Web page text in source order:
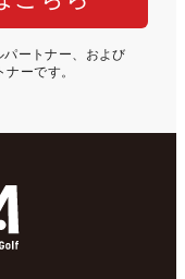
ートナー、および
ーです。